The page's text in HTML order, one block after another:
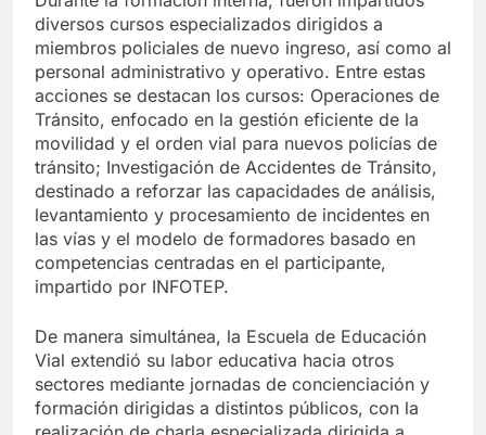
diversos cursos especializados dirigidos a
miembros policiales de nuevo ingreso, así como al
personal administrativo y operativo. Entre estas
acciones se destacan los cursos: Operaciones de
Tránsito, enfocado en la gestión eficiente de la
movilidad y el orden vial para nuevos policías de
tránsito; Investigación de Accidentes de Tránsito,
destinado a reforzar las capacidades de análisis,
levantamiento y procesamiento de incidentes en
las vías y el modelo de formadores basado en
competencias centradas en el participante,
impartido por INFOTEP.
De manera simultánea, la Escuela de Educación
Vial extendió su labor educativa hacia otros
sectores mediante jornadas de concienciación y
formación dirigidas a distintos públicos, con la